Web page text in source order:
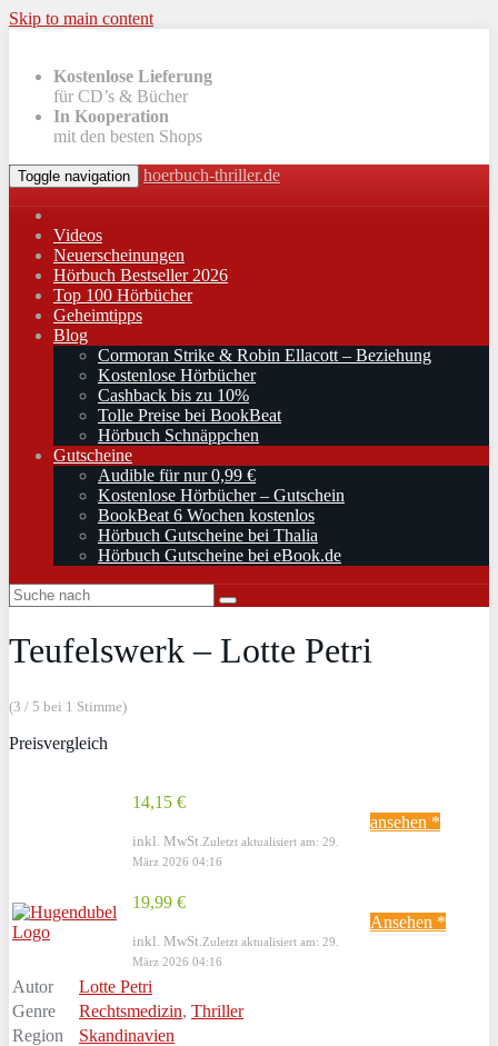
Skip to main content
Kostenlose Lieferung
für CD’s & Bücher
In Kooperation
mit den besten Shops
Toggle navigation hoerbuch-thriller.de
Videos
Neuerscheinungen
Hörbuch Bestseller 2026
Top 100 Hörbücher
Geheimtipps
Blog
Cormoran Strike & Robin Ellacott – Beziehung
Kostenlose Hörbücher
Cashback bis zu 10%
Tolle Preise bei BookBeat
Hörbuch Schnäppchen
Gutscheine
Audible für nur 0,99 €
Kostenlose Hörbücher – Gutschein
BookBeat 6 Wochen kostenlos
Hörbuch Gutscheine bei Thalia
Hörbuch Gutscheine bei eBook.de
Teufelswerk – Lotte Petri
(3 / 5 bei 1 Stimme)
Preisvergleich
14,15 €
inkl. MwSt. Zuletzt aktualisiert am: 29.
März 2026 04:16
ansehen *
19,99 €
inkl. MwSt. Zuletzt aktualisiert am: 29.
März 2026 04:16
Ansehen *
Autor
Lotte Petri
Genre
Rechtsmedizin, Thriller
Region
Skandinavien